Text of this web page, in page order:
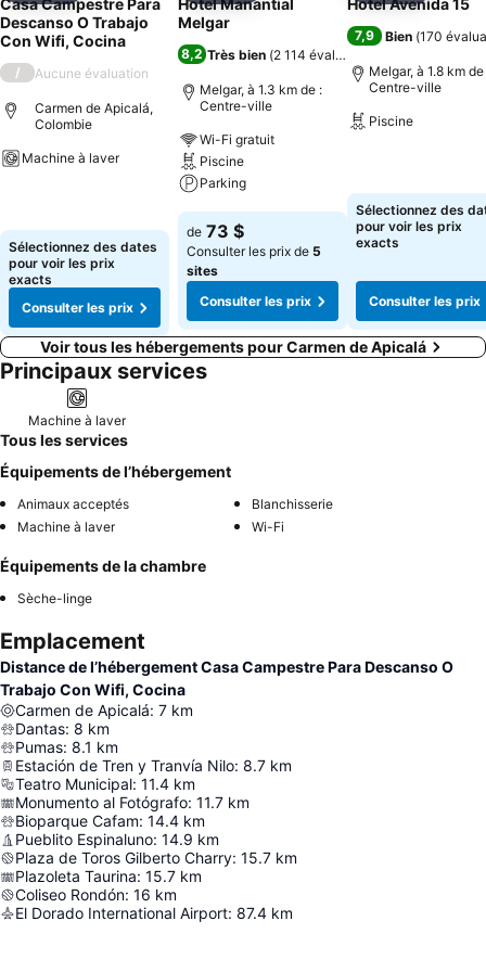
Casa Campestre Para
Descanso O Trabajo
Con Wifi, Cocina
/ Aucune évaluation
Carmen de Apicalá,
Colombie
Machine à laver
Sélectionnez des dates
pour voir les prix
exacts
Consulter les prix
Hotel Manantial
Melgar
8,2 Très bien (2 114 évaluations
Melgar, à 1.3 km de :
Centre-ville
Wi-Fi gratuit
Piscine
Parking
Consulter les prix
de 73 $
Consulter les prix de 5
sites
Consulter les prix
Hotel Avenida 15
7,9 Bien (170
Melgar, à 1.8 km de
Centre-ville
Piscine
Sélectionnez des
pour voir les prix
exacts
Consulter les prix
Voir tous les hébergements pour Carmen de Apicalá
Principaux services
Machine à laver
Tous les services
Équipements de l’hébergement
Animaux acceptés
Blanchisserie
Machine à laver
Wi-Fi
Équipements de la chambre
Sèche-linge
Emplacement
Distance de l’hébergement Casa Campestre Para Descanso O
Trabajo Con Wifi, Cocina
Carmen de Apicalá: 7 km
Dantas: 8 km
Pumas: 8.1 km
Estación de Tren y Tranvía Nilo: 8.7 km
Teatro Municipal: 11.4 km
Monumento al Fotógrafo: 11.7 km
Bioparque Cafam: 14.4 km
Pueblito Espinaluno: 14.9 km
Plaza de Toros Gilberto Charry: 15.7 km
Plazoleta Taurina: 15.7 km
Coliseo Rondón: 16 km
El Dorado International Airport: 87.4 km